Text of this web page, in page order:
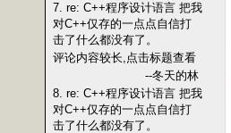
7. re: C++程序设计语言 把我
对C++仅存的一点点自信打
击了什么都没有了。
评论内容较长,点击标题查看
--冬天的林
8. re: C++程序设计语言 把我
对C++仅存的一点点自信打
击了什么都没有了。